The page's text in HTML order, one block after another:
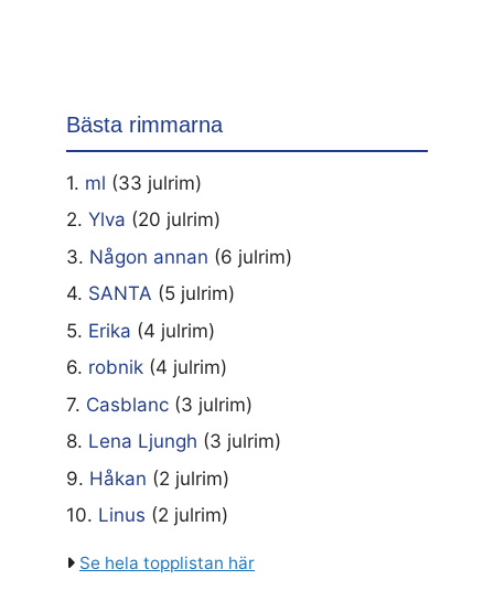
Bästa rimmarna
1. ml (33 julrim)
2. Ylva (20 julrim)
3. Någon annan (6 julrim)
4. SANTA (5 julrim)
5. Erika (4 julrim)
6. robnik (4 julrim)
7. Casblanc (3 julrim)
8. Lena Ljungh (3 julrim)
9. Håkan (2 julrim)
10. Linus (2 julrim)
Se hela topplistan här